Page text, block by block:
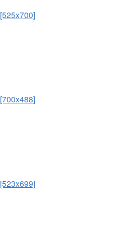
[525x700]
[700x488]
[523x699]